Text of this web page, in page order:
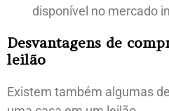
disponível no mercado
Desvantagens de
leilão
Existem também algumas